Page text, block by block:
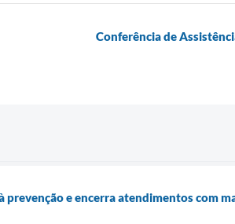
Conferência de
prevenção e encerra atendimentos com